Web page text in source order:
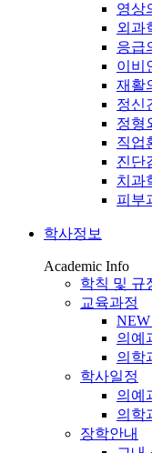
영상
외과
응급
이비
재활
정신
정형
직업
진단
치과
피부
학사정보
Academic Info
학칙 및 규
교육과정
의예
의학
학사일정
의예
의학
장학안내